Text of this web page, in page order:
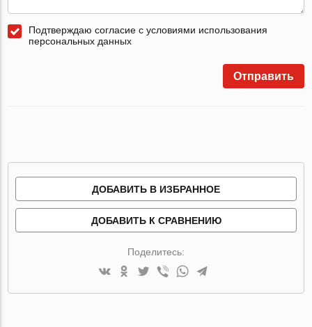
Подтверждаю согласие с условиями использования
персональных данных
Отправить
ДОБАВИТЬ В ИЗБРАННОЕ
ДОБАВИТЬ К СРАВНЕНИЮ
Поделитесь: